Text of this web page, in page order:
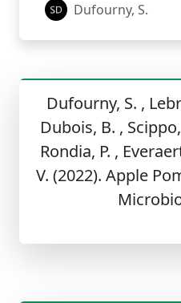
Dufourny, S.
Dufourny, S. ,
Dubois, B. ,
Rondia, P. ,
V. (2022). Apple